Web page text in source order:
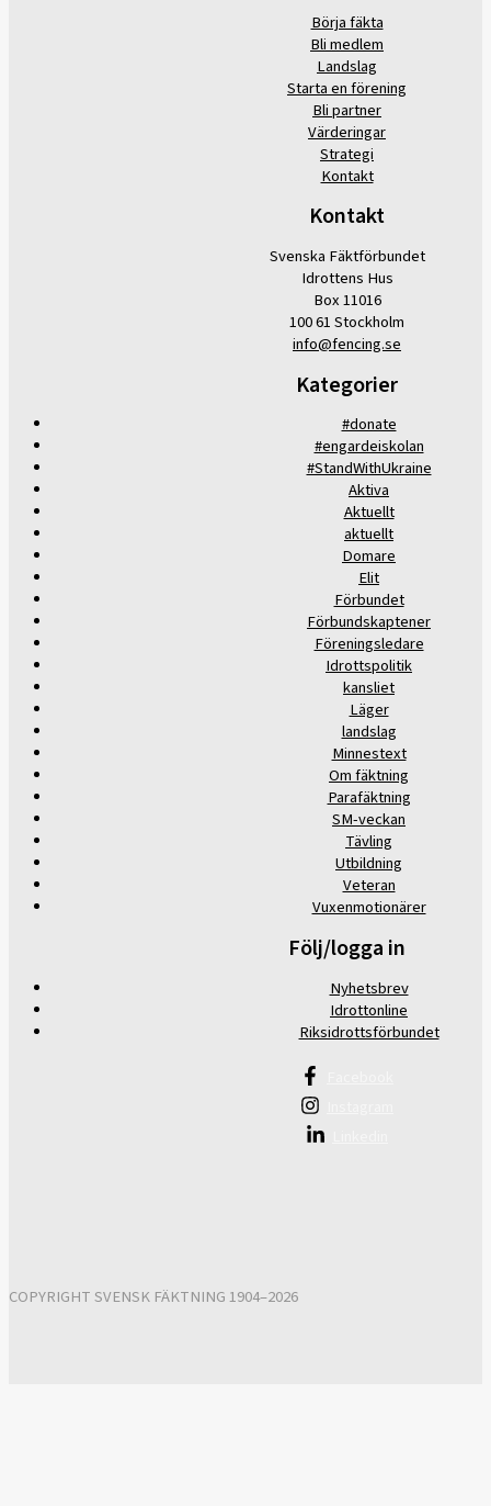
Börja fäkta
Bli medlem
Landslag
Starta en förening
Bli partner
Värderingar
Strategi
Kontakt
Kontakt
Svenska Fäktförbundet
Idrottens Hus
Box 11016
100 61 Stockholm
info@fencing.se
Kategorier
#donate
#engardeiskolan
#StandWithUkraine
Aktiva
Aktuellt
aktuellt
Domare
Elit
Förbundet
Förbundskaptener
Föreningsledare
Idrottspolitik
kansliet
Läger
landslag
Minnestext
Om fäktning
Parafäktning
SM-veckan
Tävling
Utbildning
Veteran
Vuxenmotionärer
Följ/logga in
Nyhetsbrev
Idrottonline
Riksidrottsförbundet
COPYRIGHT SVENSK FÄKTNING 1904–2026